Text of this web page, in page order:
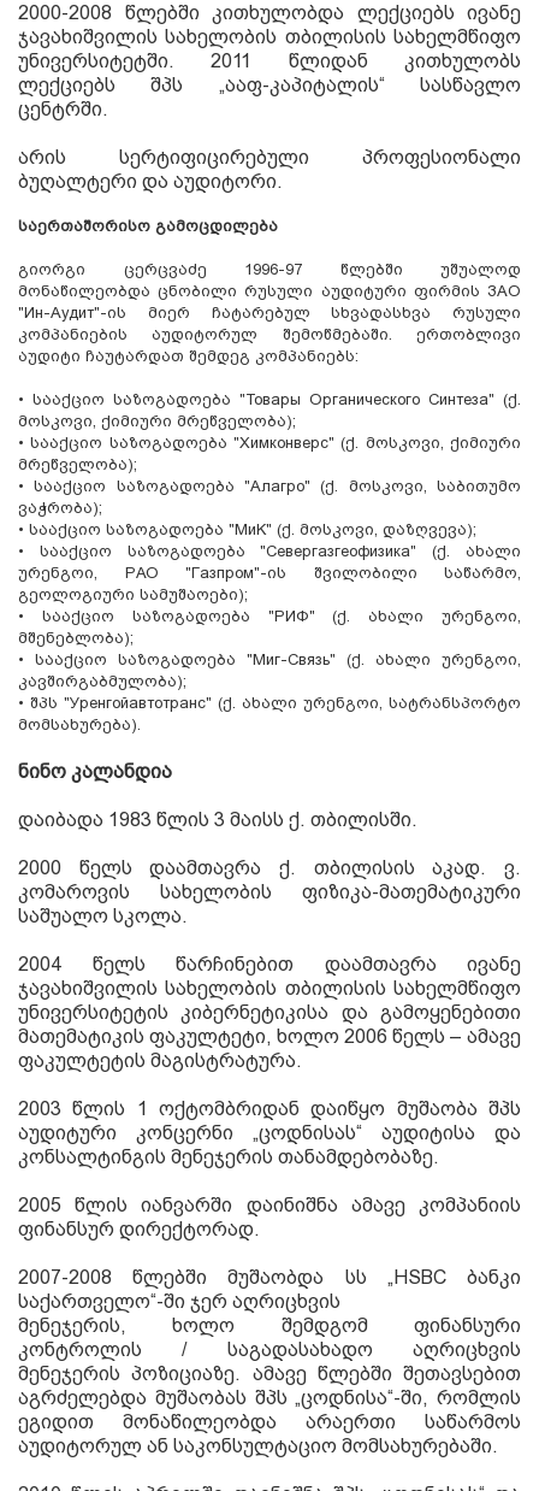
2000-2008 წლებში კითხულობდა ლექციებს ივანე
ჯავახიშვილის სახელობის თბილისის სახელმწიფო
უნივერსიტეტში. 2011
წლიდან კითხულობს
ლექციებს შპს „ააფ-კაპიტალის“ სასწავლო
ცენტრში.
არის სერტიფიცირებული პროფესიონალი
ბუღალტერი და აუდიტორი.
საერთაშორისო გამოცდილება
გიორგი ცერცვაძე 1996-97 წლებში უშუალოდ
მონაწილეობდა ცნობილი რუსული აუდიტური ფირმის ЗАО
"Ин-Аудит"-ის მიერ ჩატარებულ სხვადასხვა რუსული
კომპანიების აუდიტორულ შემოწმებაში.ერთობლივი
აუდიტი ჩაუტარდათ შემდეგ კომპანიებს:
• სააქციო საზოგადოება "Товары Органического Cинтеза" (ქ.
მოსკოვი, ქიმიური მრეწველობა);
•სააქციო საზოგადოება "Xимконверс" (ქ. მოსკოვი,ქიმიური
მრეწველობა);
•სააქციო საზოგადოება "Алагро" (ქ. მოსკოვი,საბითუმო
ვაჭრობა);
• სააქციო საზოგადოება "МиK" (ქ. მოსკოვი, დაზღვევა);
• სააქციო საზოგადოება "Севергазгеофизика" (ქ.ახალი
ურენგოი, РАО "Газпром"-ის შვილობილი საწარმო,
გეოლოგიური სამუშაოები);
• სააქციო საზოგადოება "PИФ" (ქ.ახალი ურენგოი,
მშენებლობა);
• სააქციო საზოგადოება "Миг-Связь" (ქ. ახალი ურენგოი,
კავშირგაბმულობა);
• შპს "Уренгойавтотранс" (ქ. ახალი ურენგოი, სატრანსპორტო
მომსახურება).
ნინო კალანდია
დაიბადა 1983 წლის 3 მაისს ქ. თბილისში.
2000 წელს დაამთავრა ქ. თბილისის აკად.ვ.
კომაროვის სახელობის ფიზიკა-მათემატიკური
საშუალო სკოლა.
2004 წელს წარჩინებით დაამთავრა ივანე
ჯავახიშვილის სახელობის თბილისის სახელმწიფო
უნივერსიტეტის კიბერნეტიკისა და გამოყენებითი
მათემატიკის ფაკულტეტი, ხოლო 2006 წელს – ამავე
ფაკულტეტის მაგისტრატურა.
2003წლის 1ოქტომბრიდან დაიწყო მუშაობა შპს
აუდიტური კონცერნი „ცოდნისას“ აუდიტისა და
კონსალტინგის მენეჯერის თანამდებობაზე.
2005წლის იანვარში დაინიშნა ამავე კომპანიის
ფინანსურ დირექტორად.
2007-2008წლებში მუშაობდა სს „HSBCბანკი
საქართველო“-ში ჯერ აღრიცხვის
მენეჯერის,ხოლო შემდგომ ფინანსური
კონტროლის / საგადასახადო აღრიცხვის
მენეჯერის პოზიციაზე. ამავე წლებში შეთავსებით
აგრძელებდა მუშაობას შპს„ცოდნისა“-ში, რომლის
ეგიდით მონაწილეობდა არაერთი საწარმოს
აუდიტორულ ან საკონსულტაციო მომსახურებაში.